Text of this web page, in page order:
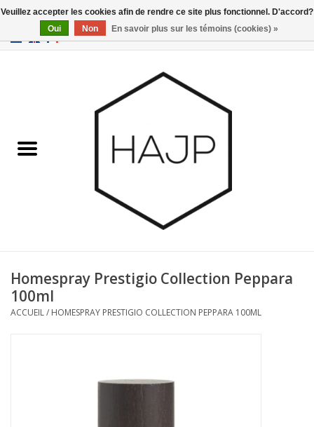
EUR/GBP 0 Articles - €0,00
Gadgets
Marques
Homespray Prestigio Collection Peppara
100ml
ACCUEIL/ HOMESPRAY PRESTIGIO COLLECTION PEPPARA 100ML
Veuillez accepter les cookies afin de rendre ce site plus fonctionnel. D'accord?
Oui
Non En savoir plus sur les témoins (cookies) »